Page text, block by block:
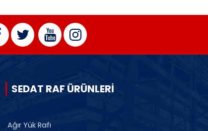
SEDAT RAF ÜRÜNLERİ
Ağır Yük Rafı